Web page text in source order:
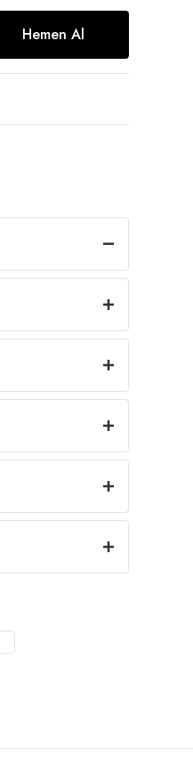
Hemen Al